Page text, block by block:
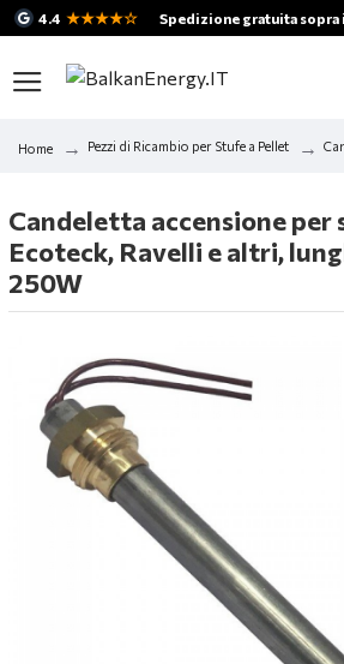
4.4 ★★★★☆ Spedizione gratuita sopra
Home Pezzi di Ricambio per Stufe a Pellet
Candeletta accensione
Ecoteck, Ravelli e altri,
250W